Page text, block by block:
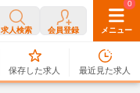
求人検索 会員登録 メニュー
0
保存した求人
0
最近見た求人